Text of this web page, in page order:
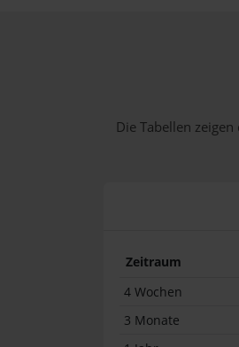
Die Tabellen zeigen
Zeitraum
4 Wochen
3 Monate